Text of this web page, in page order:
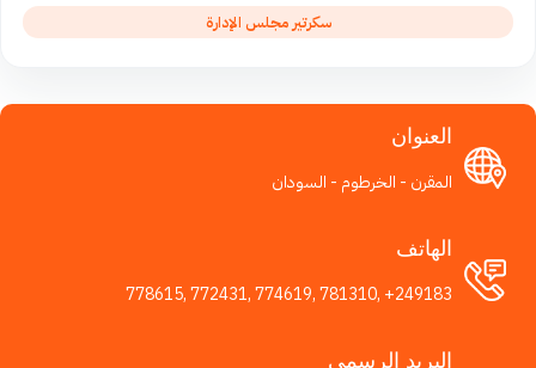
سكرتير مجلس الإدارة
العنوان
المقرن - الخرطوم - السودان
الهاتف
778615,772431,774619,781310,+249183
البريد الرسمي